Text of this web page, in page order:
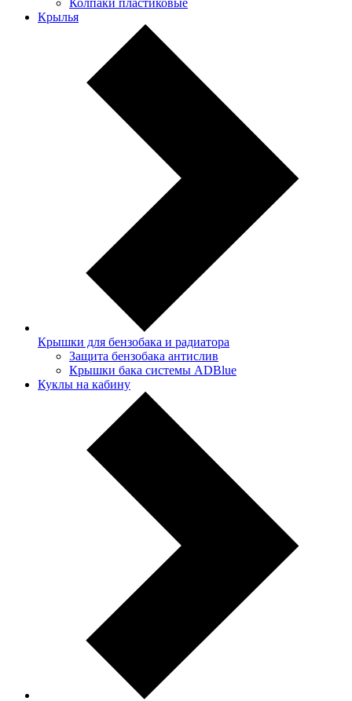
Крылья
Крышки для бензобака и радиатора
Защита бензобака антислив
Крышки бака системы ADBlue
Куклы на кабину